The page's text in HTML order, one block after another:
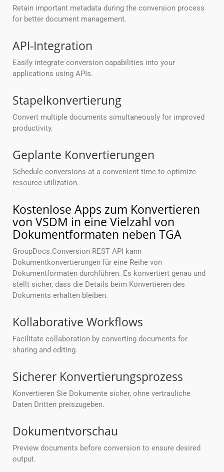
Retain important metadata during the conversion process
for better document management.
API-Integration
Easily integrate conversion capabilities into your
applications using APIs.
Stapelkonvertierung
Convert multiple documents simultaneously for improved
productivity.
Geplante Konvertierungen
Schedule conversions at a convenient time to optimize
resource utilization.
Kostenlose Apps zum Konvertieren
von VSDM in eine Vielzahl von
Dokumentformaten neben TGA
GroupDocs.Conversion REST API kann
Dokumentkonvertierungen für eine Reihe von
Dokumentformaten durchführen. Es konvertiert genau und
stellt sicher, dass die Details beim Konvertieren des
Dokuments erhalten bleiben.
Kollaborative Workflows
Facilitate collaboration by converting documents for
sharing and editing.
Sicherer Konvertierungsprozess
Konvertieren Sie Dokumente sicher, ohne vertrauliche
Daten Dritten preiszugeben.
Dokumentvorschau
Preview documents before conversion to ensure desired
output.